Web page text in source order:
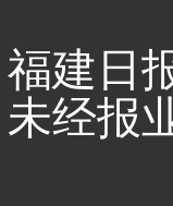
福建日
未经报